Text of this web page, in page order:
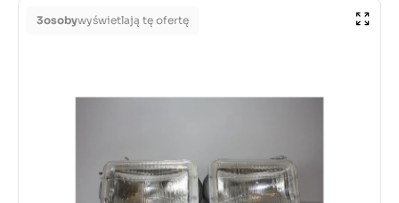
3osobywyświetlają tę ofertę